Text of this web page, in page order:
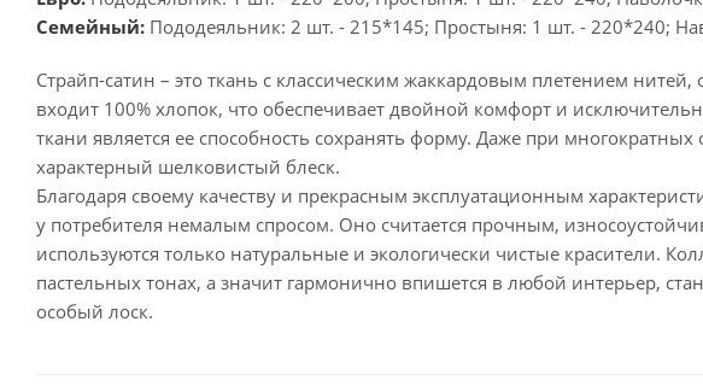
Семейный: Пододеяльник: 2 шт. - 215*145; Простыня: 1 шт. - 220*240;
Страйп-сатин – это ткань с классическим жаккардовым плетением
входит 100% хлопок, что обеспечивает двойной комфорт и
ткани является ее способность сохранять форму. Даже при многократных
характерный шелковистый блеск.
Благодаря своему качеству и прекрасным эксплуатационным
у потребителя немалым спросом. Оно считается прочным,
используются только натуральные и экологически чистые красители.
пастельных тонах, а значит гармонично впишется в любой интерьер,
особый лоск.